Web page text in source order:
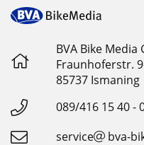
BVA Bike Media
Fraunhoferstr.
85737 Ismaning
089/416 15 40 -
service
bva-